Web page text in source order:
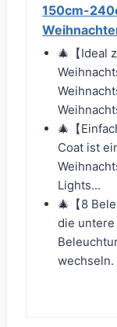
150cm-
🎄【Ideal
🎄【
Coat ist
Lights...
🎄【8
die untere
wechseln.